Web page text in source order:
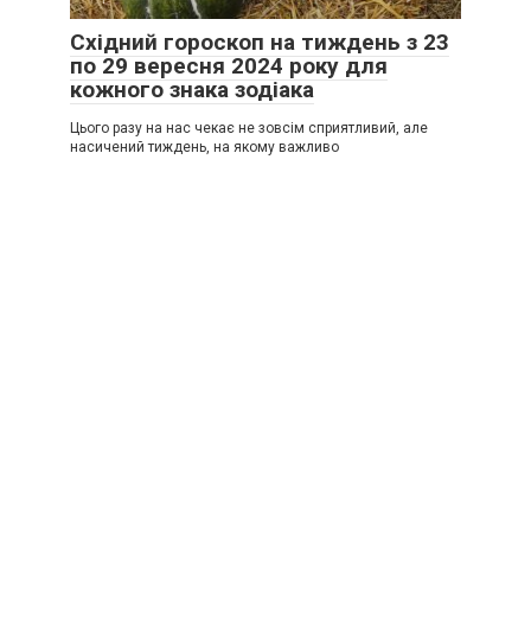
Східний гороскоп на тиждень з 23
по 29 вересня 2024 року для
кожного знака зодіака
Цього разу на нас чекає не зовсім сприятливий, але
насичений тиждень, на якому важливо